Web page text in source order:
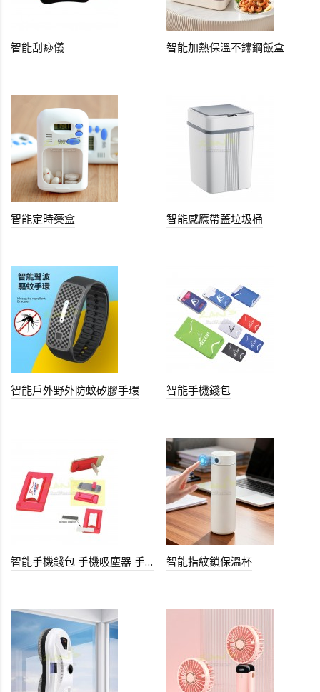
智能刮痧儀 智能加熱保溫不鏽鋼飯盒
智能定時藥盒 智能感應帶蓋垃圾桶
智能戶外野外防蚊矽膠手環 智能手機錢包
智能手機錢包 手機吸塵器 手機支架 智能指紋鎖保溫杯